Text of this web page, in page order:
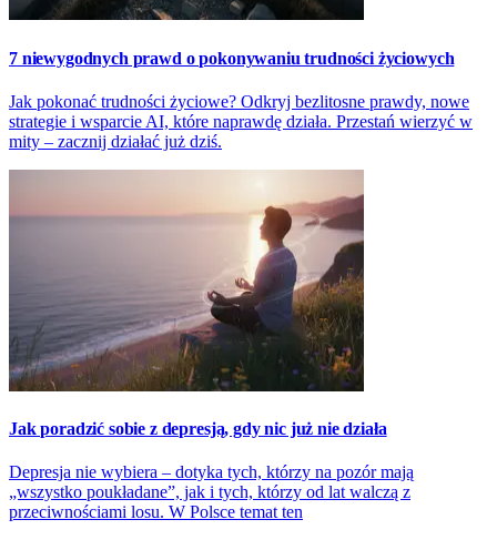
7 niewygodnych prawd o pokonywaniu trudności życiowych
Jak pokonać trudności życiowe? Odkryj bezlitosne prawdy, nowe
strategie i wsparcie AI, które naprawdę działa. Przestań wierzyć w
mity – zacznij działać już dziś.
Jak poradzić sobie z depresją, gdy nic już nie działa
Depresja nie wybiera – dotyka tych, którzy na pozór mają
„wszystko poukładane”, jak i tych, którzy od lat walczą z
przeciwnościami losu. W Polsce temat ten